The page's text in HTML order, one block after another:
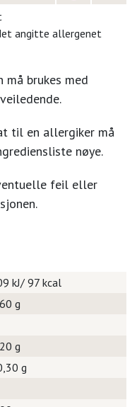
angitte allergenet
brukes med
til en allergiker må
nøye.
feil eller
kJ/ 97 kcal
g
g
g